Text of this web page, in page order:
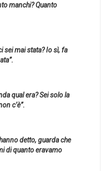
manchi? Quanto
sei mai stata? Io sì, fa
qual era? Sei solo la
c’è”.
detto, guarda che
di quanto eravamo